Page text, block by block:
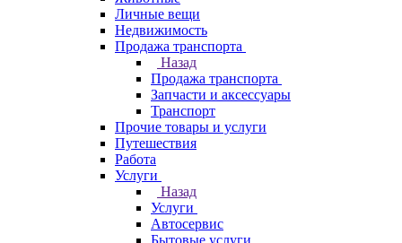
Личные вещи
Недвижимость
Продажа транспорта
Назад
Продажа транспорта
Запчасти и аксессуары
Транспорт
Прочие товары и услуги
Путешествия
Работа
Услуги
Назад
Услуги
Автосервис
Бытовые услуги